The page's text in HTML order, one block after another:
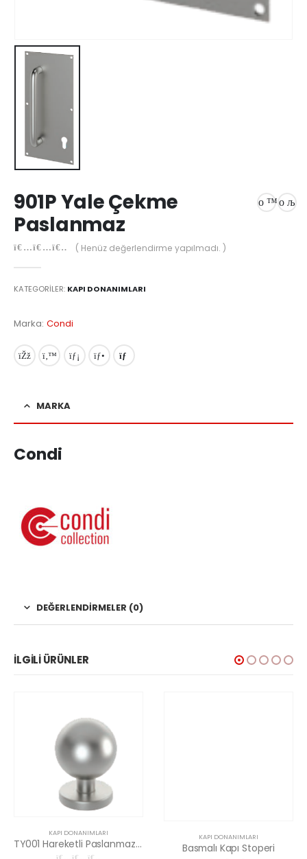
901P Yale Çekme
Paslanmaz
( Henüz değerlendirme yapılmadı. )
KATEGORILER: KAPI DONANIMLARI
Marka: Condi
MARKA
Condi
DEĞERLENDIRMELER (0)
İLGILI ÜRÜNLER
KAPI DONANIMLARI
TY001 Hareketli Paslanmaz Topuz
KAPI DONANIMLARI
Basmalı Kapı Stoperi